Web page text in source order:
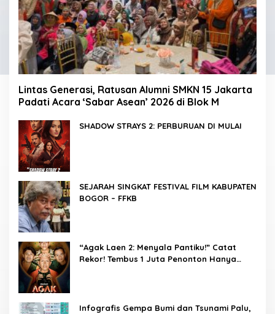
Lintas Generasi, Ratusan Alumni SMKN 15 Jakarta
Padati Acara ‘Sabar Asean’ 2026 di Blok M
SHADOW STRAYS 2: PERBURUAN DI MULAI
SEJARAH SINGKAT FESTIVAL FILM KABUPATEN
BOGOR – FFKB
“Agak Laen 2: Menyala Pantiku!” Catat
Rekor! Tembus 1 Juta Penonton Hanya
Infografis Gempa Bumi dan Tsunami Palu,